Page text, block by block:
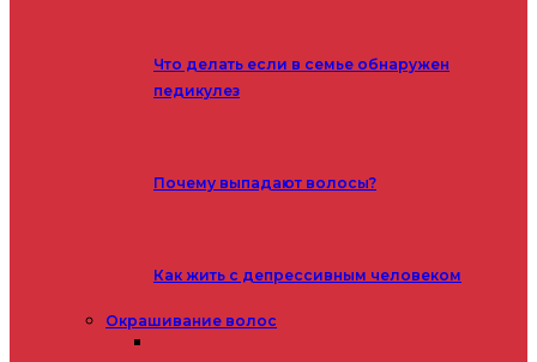
Что делать если в семье обнаружен
педикулез
Почему выпадают волосы?
Как жить с депрессивным человеком
Окрашивание волос